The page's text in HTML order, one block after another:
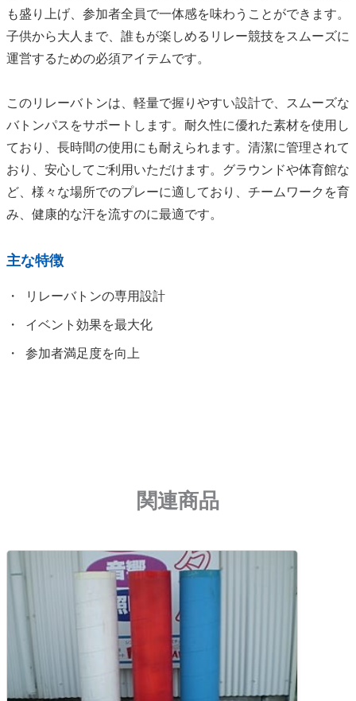
も盛り上げ、参加者全員で一体感を味わうことができます。
子供から大人まで、誰もが楽しめるリレー競技をスムーズに
運営するための必須アイテムです。
このリレーバトンは、軽量で握りやすい設計で、スムーズな
バトンパスをサポートします。耐久性に優れた素材を使用し
ており、長時間の使用にも耐えられます。清潔に管理されて
おり、安心してご利用いただけます。グラウンドや体育館な
ど、様々な場所でのプレーに適しており、チームワークを育
み、健康的な汗を流すのに最適です。
主な特徴
リレーバトンの専用設計
イベント効果を最大化
参加者満足度を向上
関連商品